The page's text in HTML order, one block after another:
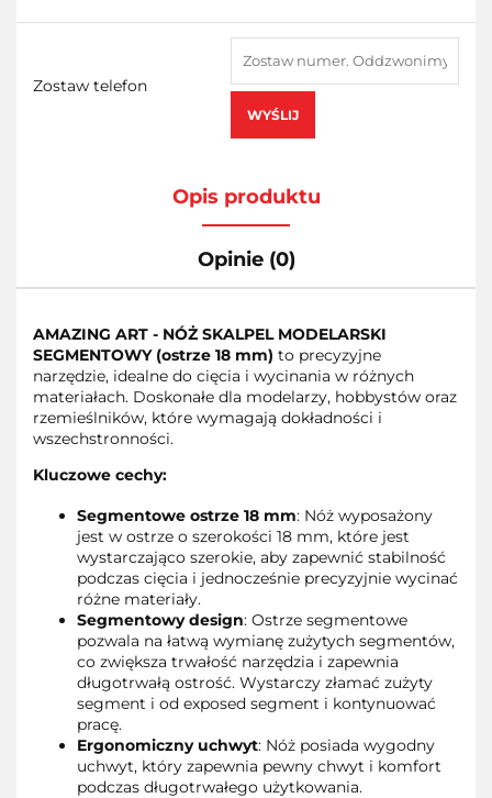
Zostaw telefon
WYŚLIJ
Opis produktu
Opinie (0)
AMAZING ART - NÓŻ SKALPEL MODELARSKI
SEGMENTOWY (ostrze 18 mm) to precyzyjne
narzędzie, idealne do cięcia i wycinania w różnych
materiałach. Doskonałe dla modelarzy, hobbystów oraz
rzemieślników, które wymagają dokładności i
wszechstronności.
Kluczowe cechy:
Segmentowe ostrze 18 mm: Nóż wyposażony
jest w ostrze o szerokości 18 mm, które jest
wystarczająco szerokie, aby zapewnić stabilność
podczas cięcia i jednocześnie precyzyjnie wycinać
różne materiały.
Segmentowy design: Ostrze segmentowe
pozwala na łatwą wymianę zużytych segmentów,
co zwiększa trwałość narzędzia i zapewnia
długotrwałą ostrość. Wystarczy złamać zużyty
segment i od exposed segment i kontynuować
pracę.
Ergonomiczny uchwyt: Nóż posiada wygodny
uchwyt, który zapewnia pewny chwyt i komfort
podczas długotrwałego użytkowania.